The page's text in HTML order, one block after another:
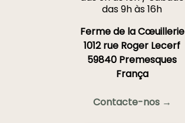
das 9h às 16h
Ferme de la Cœuillerie
1012 rue Roger Lecerf
59840 Premesques
França
Contacte-nos →